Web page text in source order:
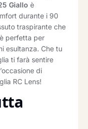
Giallo è
durante i 90
traspirante che
perfetta per
esultanza. Che tu
ti farà sentire
di
RC Lens!